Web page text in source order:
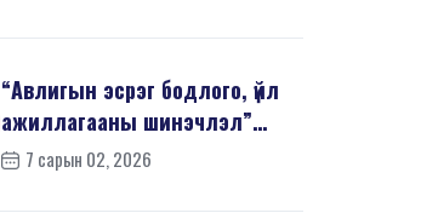
“Авлигын эсрэг бодлого, үйл
ажиллагааны шинэчлэл”
эрдэм шинжилгээний б...
7 сарын 02, 2026